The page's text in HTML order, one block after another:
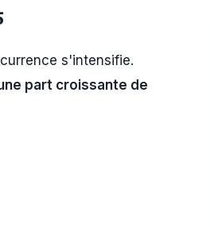
s'intensifie.
part croissante de